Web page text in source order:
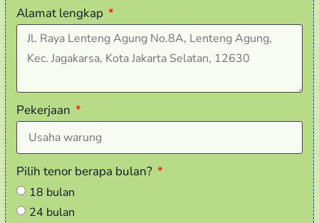
Alamat lengkap
Pekerjaan
Pilih tenor berapa bulan?
18 bulan
24 bulan